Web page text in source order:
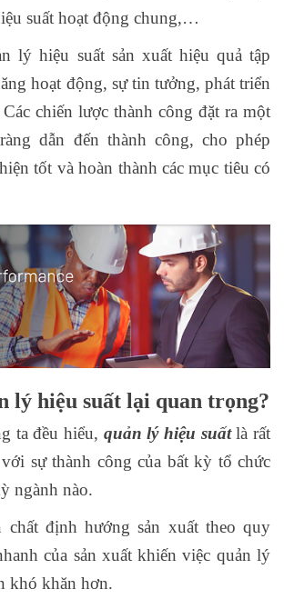
suất hoạt động chung,…
lý hiệu suất sản xuất hiệu quả tập
hoạt động, sự tin tưởng, phát triển
chiến lược thành công đặt ra một
dẫn đến thành công, cho phép
tốt và hoàn thành các mục tiêu có
lý hiệu suất lại quan trọng?
ta đều hiểu, quản lý hiệu suấtlà rất
sự thành công của bất kỳ tổ chức
ngành nào.
chất định hướng sản xuất theo quy
của sản xuất khiến việc quản lý
khó khăn hơn.